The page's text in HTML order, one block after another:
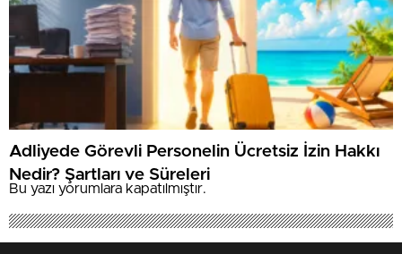
Adliyede Görevli Personelin Ücretsiz İzin Hakkı
Nedir? Şartları ve Süreleri
Bu yazı yorumlara kapatılmıştır.